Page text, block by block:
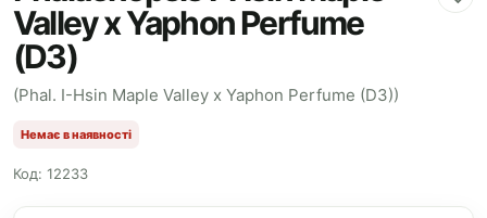
Valley x Yaphon Perfume
(D3)
(Phal. I-Hsin Maple Valley x Yaphon Perfume (D3))
Немає в наявності
Код: 12233